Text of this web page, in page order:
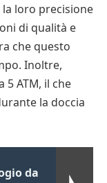
loro precisione
di qualità e
che questo
Inoltre,
5 ATM, il che
la doccia
da